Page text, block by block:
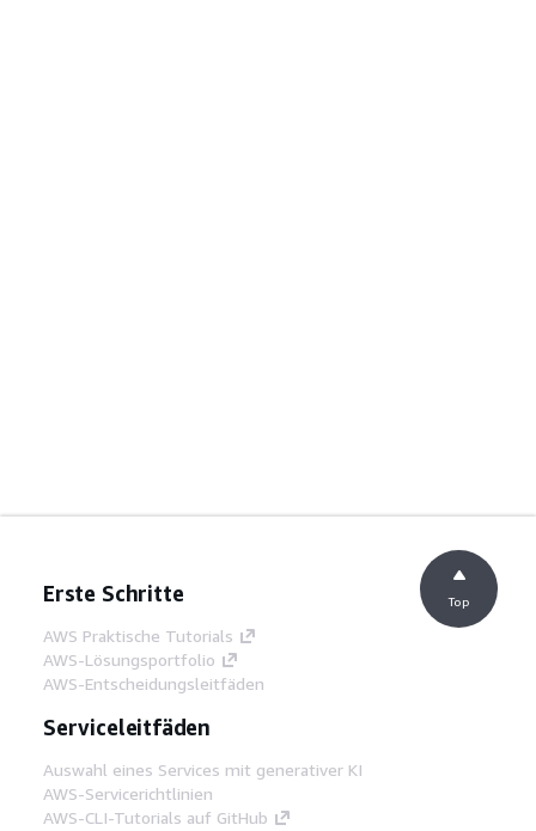
Erste Schritte
AWS Praktische Tutorials
AWS-Lösungsportfolio
AWS-Entscheidungsleitfäden
Serviceleitfäden
Auswahl eines Services mit generativer KI
AWS-Servicerichtlinien
AWS-CLI-Tutorials auf GitHub
Top